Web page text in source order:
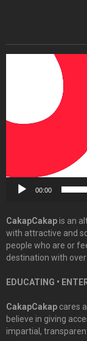
00:00
CakapCakapis an
with attractive and
people who are or
destination with
EDUCATING •
CakapCakap cares
believe in giving
impartial,